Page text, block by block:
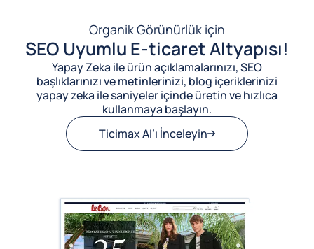
Organik Görünürlük için
SEO Uyumlu E-ticaret Altyapısı!
Yapay Zeka ile ürün açıklamalarınızı, SEO
başlıklarınızı ve metinlerinizi, blog içeriklerinizi
yapay zeka ile saniyeler içinde üretin ve hızlıca
kullanmaya başlayın.
Ticimax AI’ı İnceleyin